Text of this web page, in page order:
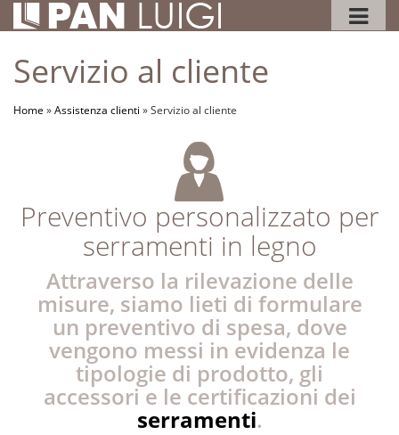
Servizio al cliente
Home »Assistenza clienti »Servizio al cliente
Preventivo personalizzato per
serramenti in legno
Attraverso la rilevazione delle
misure, siamo lieti di formulare
un preventivo di spesa, dove
vengono messi in evidenza le
tipologie di prodotto, gli
accessori e le certificazioni dei
serramenti.